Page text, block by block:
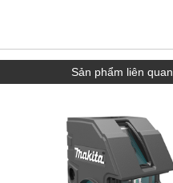
Sản phẩm liên quan